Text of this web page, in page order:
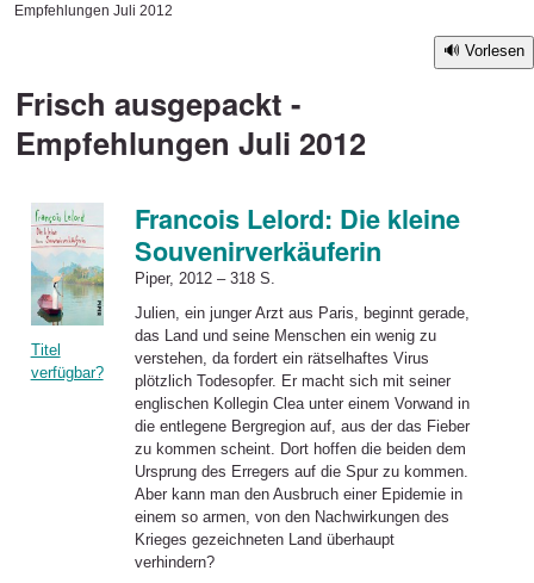
Empfehlungen Juli 2012
Vorlesen
Frisch ausgepackt -
Empfehlungen Juli 2012
Titel
verfügbar?
Francois Lelord: Die kleine
Souvenirverkäuferin
Piper, 2012 – 318 S.
Julien, ein junger Arzt aus Paris, beginnt gerade,
das Land und seine Menschen ein wenig zu
verstehen, da fordert ein rätselhaftes Virus
plötzlich Todesopfer. Er macht sich mit seiner
englischen Kollegin Clea unter einem Vorwand in
die entlegene Bergregion auf, aus der das Fieber
zu kommen scheint. Dort hoffen die beiden dem
Ursprung des Erregers auf die Spur zu kommen.
Aber kann man den Ausbruch einer Epidemie in
einem so armen, von den Nachwirkungen des
Krieges gezeichneten Land überhaupt
verhindern?